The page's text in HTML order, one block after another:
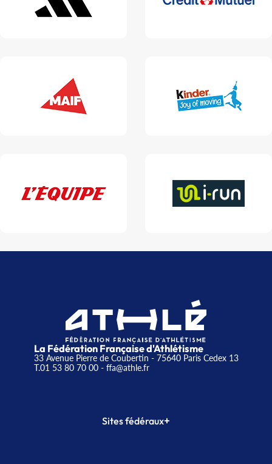
La Fédération Française d'Athlétisme
33 Avenue Pierre de Coubertin - 75640 Paris Cedex 13
T.01 53 80 70 00- ffa@athle.fr
Sites fédéraux+